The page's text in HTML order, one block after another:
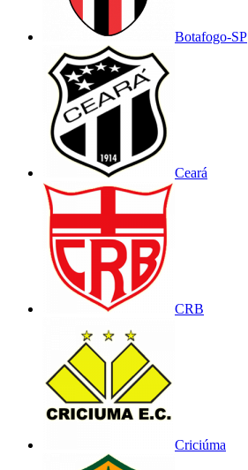
Botafogo-SP
Ceará
CRB
Criciúma